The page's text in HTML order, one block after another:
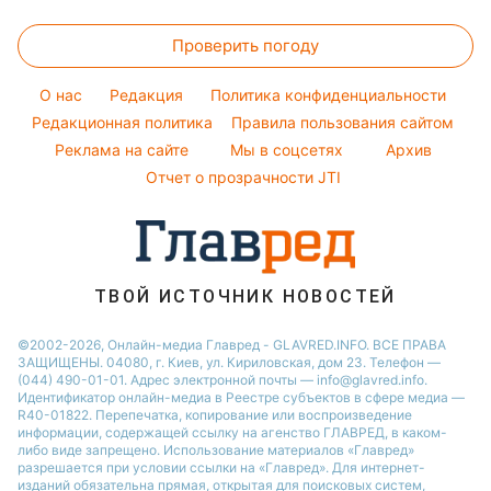
Филипп Киркоров
Елена Зеленская
Ани Лорак
Кейт Миддлтон
Алла Пугачева
Праздничное меню
Стирка
Комнатные растения
Курс валют
Магнитные бури
Погода на сегодня
Погода на завтра
Пылевая буря
Проверить погоду
O нас Редакция
Политика конфиденциальности
Редакционная политика
Правила пользования сайтом
Реклама на сайте
Мы в соцсетях
Архив
Отчет о прозрачности JTI
ТВОЙ ИСТОЧНИК НОВОСТЕЙ
©2002-2026, Онлайн-медиа Главред - GLAVRED.INFO. ВСЕ ПРАВА
ЗАЩИЩЕНЫ. 04080, г. Киев, ул. Кириловская, дом 23. Телефон —
(044) 490-01-01. Адрес электронной почты — info@glavred.info.
Идентификатор онлайн-медиа в Реестре cубъектов в сфере медиа —
R40-01822. Перепечатка, копирование или воспроизведение
информации, содержащей ссылку на агенство ГЛАВРЕД, в каком-
либо виде запрещено. Использование материалов «Главред»
разрешается при условии ссылки на «Главред». Для интернет-
изданий обязательна прямая, открытая для поисковых систем,